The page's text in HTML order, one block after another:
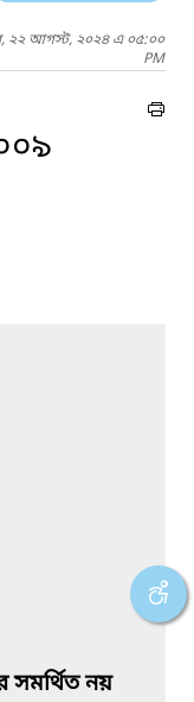
২২ আগস্ট, ২০২৪ এ ০৫:০০
PM
সমর্থিত নয়